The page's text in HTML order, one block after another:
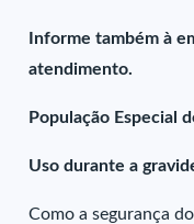
Informe também à
atendimento.
População Especial
Uso durante a
Como a segurança